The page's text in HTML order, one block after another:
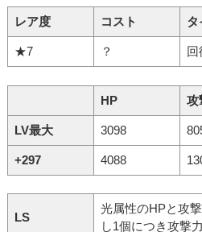
レア度 コスト タ
★7 ？ 回
HP 攻
LV最大 3098
+297 4088
LS
光属性のHPと攻
し1個につき攻撃